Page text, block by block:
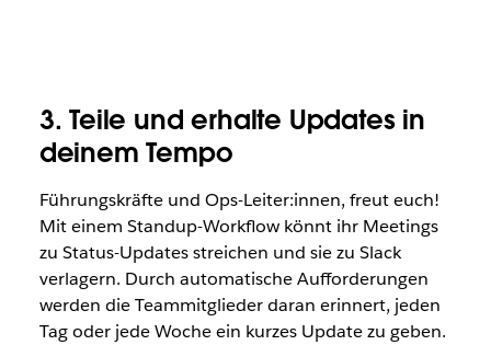
3. Teile und erhalte Updates in
deinem Tempo
Führungskräfte und Ops-Leiter:innen, freut euch!
Mit einem Standup-Workflow könnt ihr Meetings
zu Status-Updates streichen und sie zu Slack
verlagern. Durch automatische Aufforderungen
werden die Teammitglieder daran erinnert, jeden
Tag oder jede Woche ein kurzes Update zu geben.